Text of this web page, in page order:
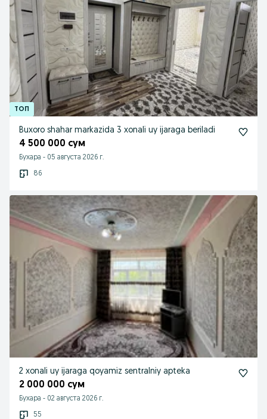
Buxoro shahar markazida 3 xonali uy ijaraga beriladi
4 500 000 сум
Бухара - 05 августа 2026 г.
86
2 xonali uy ijaraga qoyamiz sentralniy apteka
2 000 000 сум
Бухара - 02 августа 2026 г.
55